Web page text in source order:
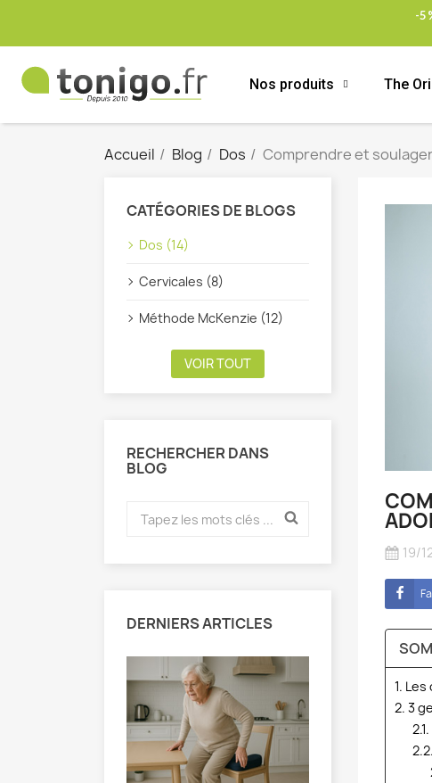
-
Nos produits The
Accueil Blog Dos Comprendre et
CATÉGORIES DE BLOGS
Dos (14)
Cervicales (8)
Méthode McKenzie (12)
VOIR TOUT
RECHERCHER DANS
BLOG
DERNIERS ARTICLES
19/
1.
2. 3